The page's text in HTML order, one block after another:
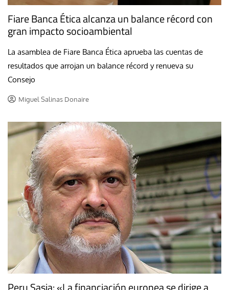
Fiare Banca Ética alcanza un balance récord con
gran impacto socioambiental
La asamblea de Fiare Banca Ética aprueba las cuentas de
resultados que arrojan un balance récord y renueva su
Consejo
Miguel Salinas Donaire